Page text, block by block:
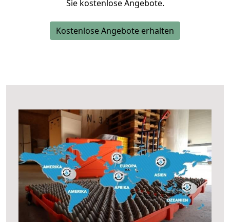
Sie kostenlose Angebote.
Kostenlose Angebote erhalten